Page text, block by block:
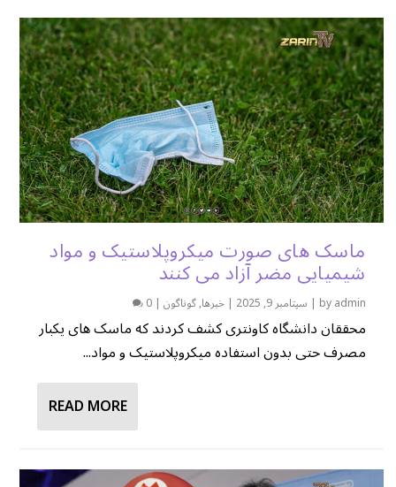
ماسک های صورت میکروپلاستیک و مواد
شیمیایی مضر آزاد می کنند
byadmin
| سپتامبر 9, 2025 |خبرها,گوناگون |
0
محققان دانشگاه کاونتری کشف کردند که ماسک های یکبار
مصرف حتی بدون استفاده میکروپلاستیک و مواد...
READ MORE